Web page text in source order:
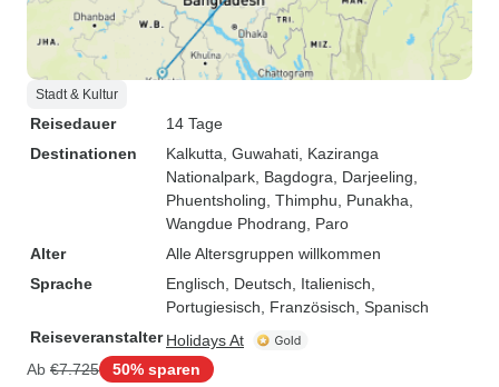
Stadt & Kultur
Reisedauer
14 Tage
Destinationen
Kalkutta , Guwahati , Kaziranga
Nationalpark , Bagdogra , Darjeeling
Phuentsholing , Thimphu , Punakha
Wangdue Phodrang , Paro
Alter
Alle Altersgruppen willkommen
Sprache
Englisch, Deutsch, Italienisch,
Portugiesisch, Französisch, Spanisch
Reiseveranstalter Holidays At
Ab €7.725 50% sparen